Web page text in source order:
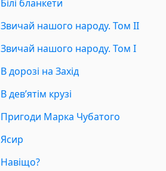
Білі бланкети
Звичай нашого народу. Том II
Звичай нашого народу. Том I
В дорозі на Захід
В дев’ятім крузі
Пригоди Марка Чубатого
Ясир
Навіщо?